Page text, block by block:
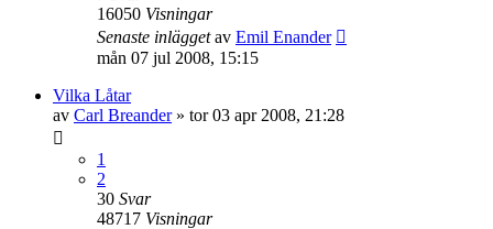
16050 Visningar
Senaste inläggetav Emil Enander
mån 07 jul 2008, 15:15
Vilka Låtar
av Carl Breander» tor 03 apr 2008, 21:28
1
2
30 Svar
48717 Visningar